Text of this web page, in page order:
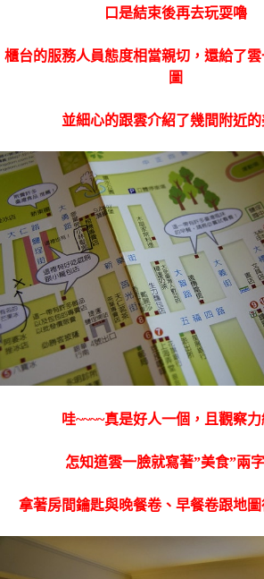
口是結束後再去玩耍嚕
櫃台的服務人員態度相當親切，還給了
圖
並細心的跟雲介紹了幾間附近
哇~~~~真是好人一個，且觀察
怎知道雲一臉就寫著”美食”兩
拿著房間鑰匙與晚餐卷、早餐卷跟地